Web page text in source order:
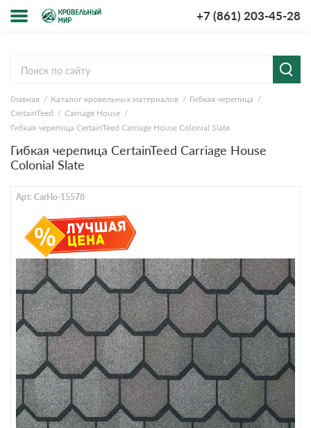
+7 (861) 203-45-28
компании
и оплата
Главная Каталог кровельных материалов
Гибкая черепица
CertainTeed
Carriage House
Гибкая черепица CertainTeed Carriage House Colonial Slate
Гибкая черепица CertainTeed Carriage House
Colonial Slate
Арт. CarHo-15578